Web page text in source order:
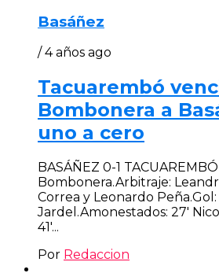
Basáñez
/ 4 años ago
Tacuarembó
Bombonera a
uno a cero
BASÁÑEZ 0-1
Bombonera.Arbitraje:
Correa y Leonardo Peña.Gol:
Jardel.Amonestados: 27′
41′...
Por Redaccion